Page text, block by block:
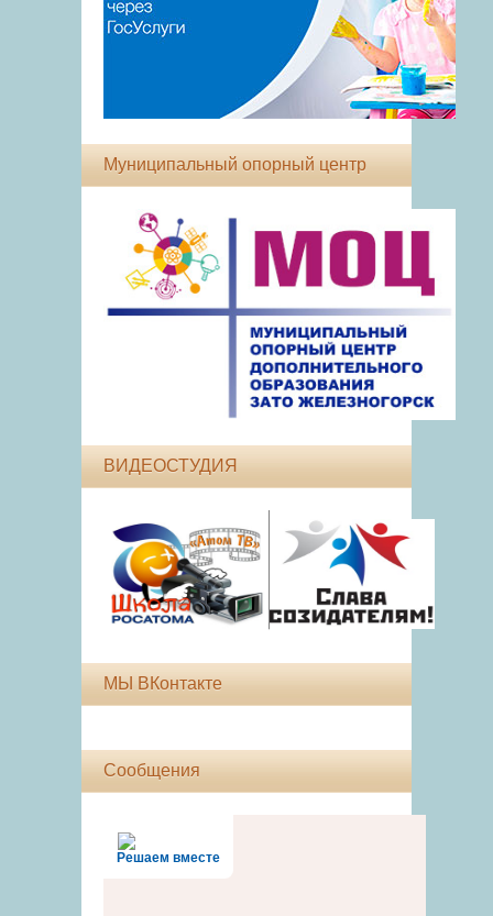
Муниципальный опорный центр
ВИДЕОСТУДИЯ
МЫ ВКонтакте
Сообщения
Решаем вместе